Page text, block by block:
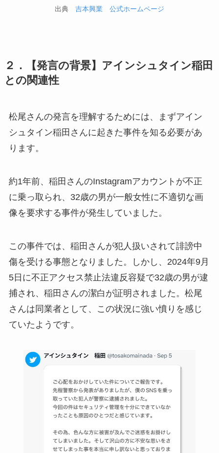
出典 吉本興業 公式ホームページ
２．【発言の背景】アインシュタイン稲田
との関連性
松尾さんの発言を理解するためには、まずアイン
シュタイン稲田さんに起きた事件を知る必要があ
ります。
約1年前、稲田さんのInstagramアカウントが不正
に乗っ取られ、32歳の男が一般女性に不適切な画
像を要求する事件が発生していました。
この事件では、稲田さんが犯人扱いされて誹謗中
傷を受ける事態となりました。しかし、2024年9月
5日に不正アクセス禁止法違反容疑で32歳の男が逮
捕され、稲田さんの潔白が証明されました。松尾
さんは同業者として、この状況に強い憤りを感じ
ていたようです。